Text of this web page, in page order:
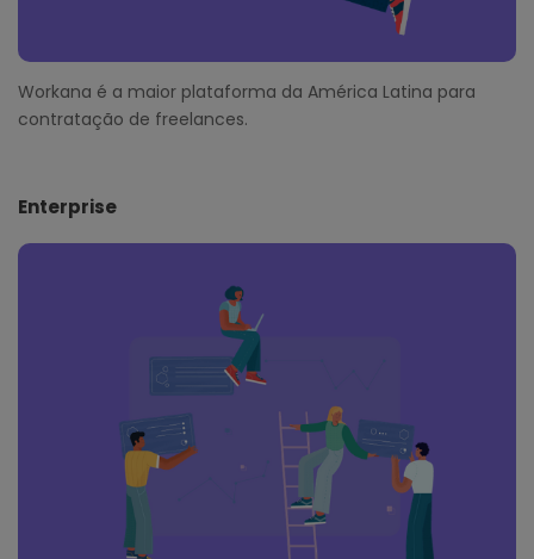
Workana é a maior plataforma da América Latina para
contratação de freelances.
Enterprise